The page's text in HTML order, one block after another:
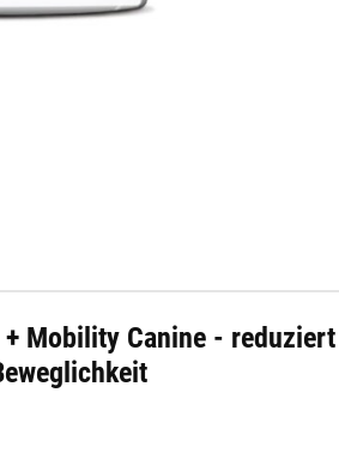
Mobility Canine -